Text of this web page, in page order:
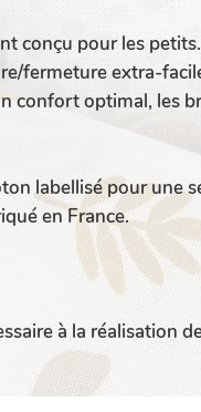
conçu pour les
fermeture extra-
confort optimal, les
labellisé pour une
en France.
à la réalisation